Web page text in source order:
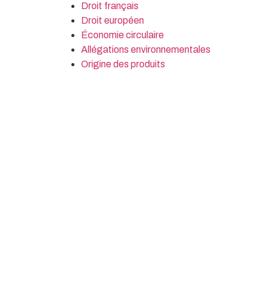
Droit français
Droit européen
Économie circulaire
Allégations environnementales
Origine des produits